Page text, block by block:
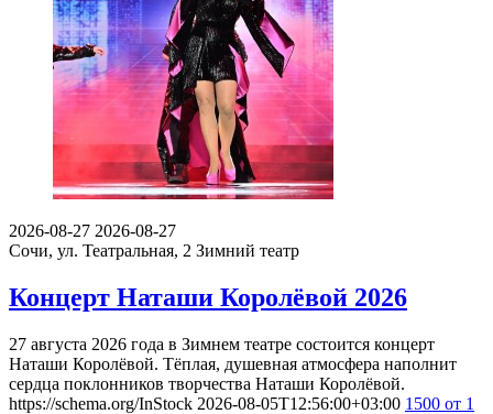
2026-08-27 2026-08-27
Сочи, ул. Театральная, 2 Зимний театр
Концерт Наташи Королёвой 2026
27 августа 2026 года в Зимнем театре состоится концерт
Наташи Королёвой. Тёплая, душевная атмосфера наполнит
сердца поклонников творчества Наташи Королёвой.
https://schema.org/InStock 2026-08-05T12:56:00+03:00 1500 от 1